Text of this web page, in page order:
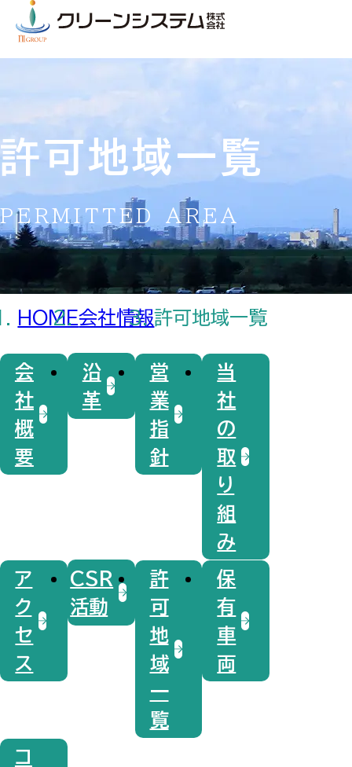
許可地域一覧
PERMITTED AREA
HOME会社情報許可地域一覧
会
社
概
要
沿
革
営
業
指
針
当
社
の
取
り
組
み
ア
ク
セ
ス
CSR
活動
許
可
地
域
一
覧
保
有
車
両
コ